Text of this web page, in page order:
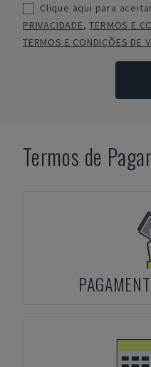
Clique aqui para
PRIVACIDADE,TERMOS E
TERMOS E CONDIÇÕES DE
Termos de